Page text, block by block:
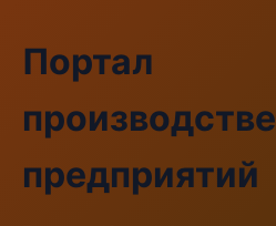
Портал
предприятий